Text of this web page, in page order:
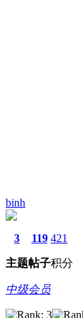
binh
3
主题
119
帖子
421
积分
中级会员